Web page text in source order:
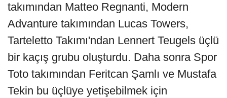
takımından Matteo Regnanti, Modern
Advanture takımından Lucas Towers,
Tarteletto Takımı'ndan Lennert Teugels üçlü
bir kaçış grubu oluşturdu. Daha sonra Spor
Toto takımından Feritcan Şamlı ve Mustafa
Tekin bu üçlüye yetişebilmek için